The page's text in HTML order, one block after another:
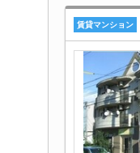
賃貸マンション